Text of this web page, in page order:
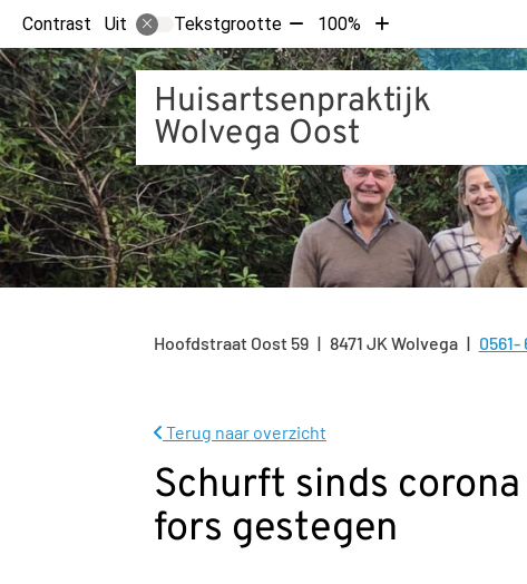
Contrast Uit Tekstgrootte Tekst
verkleinen
met
10%
100%
Tekst
vergroten
met
10%
Huisartsenpraktijk
Wolvega Oost
Hoofdstraat Oost 59 8471 JK Wolvega Tel:
0561-
Terug naar overzicht
Schurft sinds
fors gestegen